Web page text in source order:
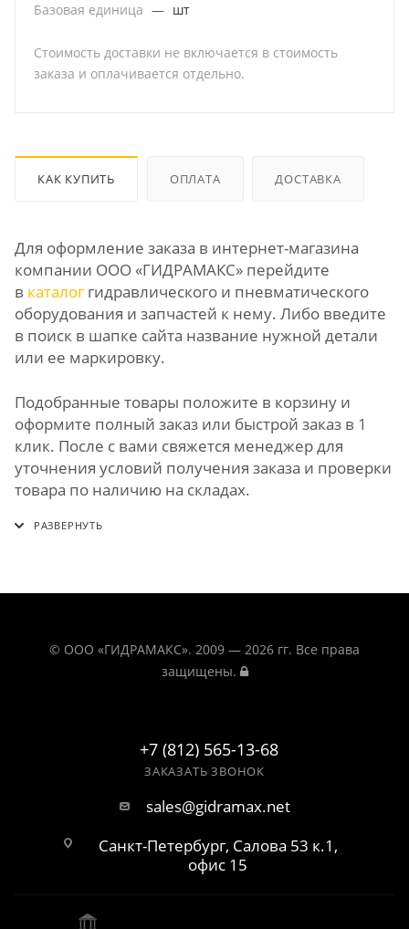
Базовая единица — шт
Стоимость доставки не включается в стоимость
заказа и оплачивается отдельно.
КАК КУПИТЬ ОПЛАТА ДОСТАВКА
Для оформление заказа в интернет-магазина
компании ООО «ГИДРАМАКС» перейдите
в каталог гидравлического и пневматического
оборудования и запчастей к нему. Либо введите
в поиск в шапке сайта название нужной детали
или ее маркировку.
Подобранные товары положите в корзину и
оформите полный заказ или быстрой заказ в 1
клик. После с вами свяжется менеджер для
уточнения условий получения заказа и проверки
товара по наличию на складах.
© ООО «ГИДРАМАКС». 2009 — 2026 гг. Все права
защищены.
+7 (812) 565-13-68
ЗАКАЗАТЬ ЗВОНОК
sales@gidramax.net
Санкт-Петербург, Салова 53 к.1,
офис 15